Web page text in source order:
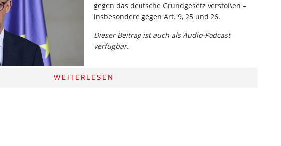
gegen das deutsche Grundgesetz verstoßen –
insbesondere gegen Art. 9, 25 und 26.
Dieser Beitrag ist auch als Audio-Podcast
verfügbar.
WEITERLESEN